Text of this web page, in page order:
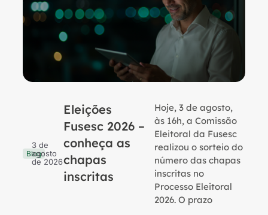
Blog
3 de
agosto
de 2026
Eleições
Fusesc 2026 –
conheça as
chapas
inscritas
Hoje, 3 de agosto,
às 16h, a Comissão
Eleitoral da Fusesc
realizou o sorteio do
número das chapas
inscritas no
Processo Eleitoral
2026. O prazo